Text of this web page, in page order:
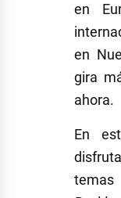
en
en
gira
ahora.
En